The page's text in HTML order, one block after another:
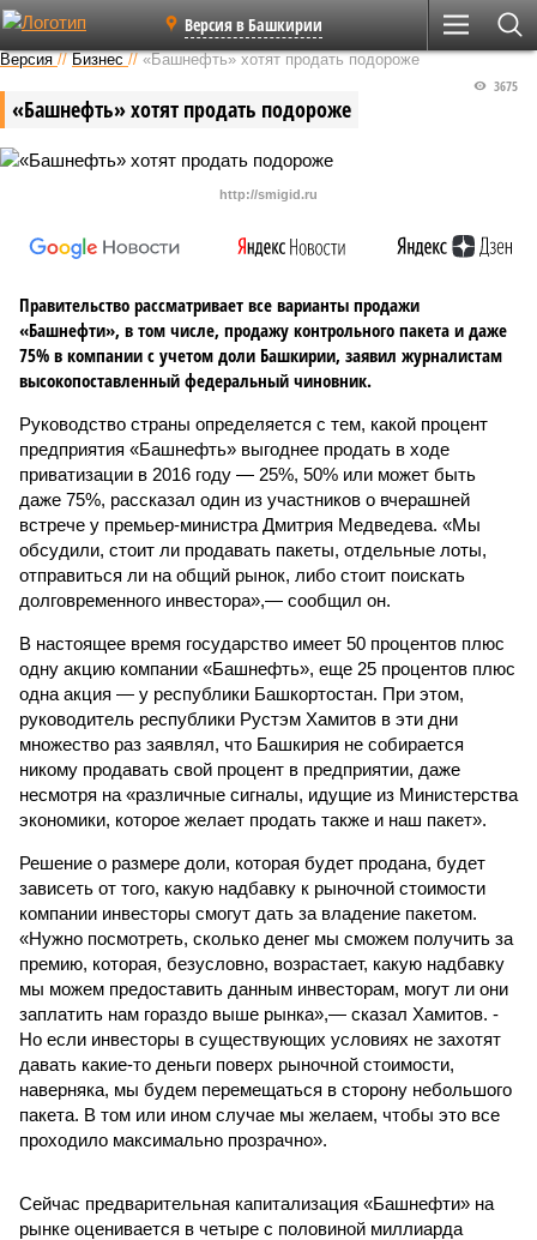
Версия в Башкирии
Версия //Бизнес //«Башнефть» хотят продать подороже
«Башнефть» хотят продать подороже
3675
http://smigid.ru
Правительство рассматривает все варианты продажи
«Башнефти», в том числе, продажу контрольного пакета и даже
75% в компании с учетом доли Башкирии, заявил журналистам
высокопоставленный федеральный чиновник.
Руководство страны определяется с тем, какой процент
предприятия «Башнефть» выгоднее продать в ходе
приватизации в 2016 году — 25%, 50% или может быть
даже 75%, рассказал один из участников о вчерашней
встрече у премьер-министра Дмитрия Медведева. «Мы
обсудили, стоит ли продавать пакеты, отдельные лоты,
отправиться ли на общий рынок, либо стоит поискать
долговременного инвестора»,— сообщил он.
В настоящее время государство имеет 50 процентов плюс
одну акцию компании «Башнефть», еще 25 процентов плюс
одна акция — у республики Башкортостан. При этом,
руководитель республики Рустэм Хамитов в эти дни
множество раз заявлял, что Башкирия не собирается
никому продавать свой процент в предприятии, даже
несмотря на «различные сигналы, идущие из Министерства
экономики, которое желает продать также и наш пакет».
Решение о размере доли, которая будет продана, будет
зависеть от того, какую надбавку к рыночной стоимости
компании инвесторы смогут дать за владение пакетом.
«Нужно посмотреть, сколько денег мы сможем получить за
премию, которая, безусловно, возрастает, какую надбавку
мы можем предоставить данным инвесторам, могут ли они
заплатить нам гораздо выше рынка»,— сказал Хамитов. -
Но если инвесторы в существующих условиях не захотят
давать какие-то деньги поверх рыночной стоимости,
наверняка, мы будем перемещаться в сторону небольшого
пакета. В том или ином случае мы желаем, чтобы это все
проходило максимально прозрачно».
Сейчас предварительная капитализация «Башнефти» на
рынке оценивается в четыре с половиной миллиарда